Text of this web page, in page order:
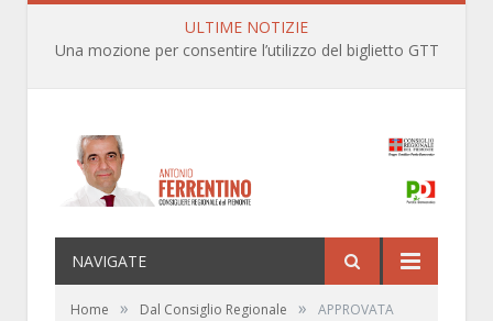
ULTIME NOTIZIE
NAVIGATE
Home » Dal Consiglio Regionale »
APPROVATA